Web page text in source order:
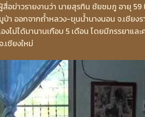
สื่อข่าวรายงานว่า นายสุรทิน ชัยชมภู อายุ
ป่า ออกจากถ้ำหลวง-ขุนน้ำนางนอน จ.เชีย
องไม่ได้มานานเกือบ 5 เดือน โดยมีภรรยา
ชียงใหม่